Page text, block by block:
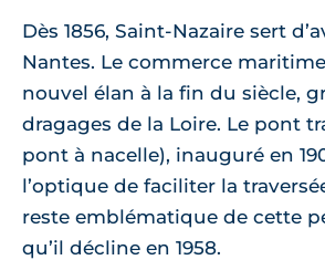
Dès 1856, Saint-Nazaire sert
Nantes. Le commerce
nouvel élan à la fin du siècle,
dragages de la Loire. Le pont
pont à nacelle), inauguré en
l’optique de faciliter la
reste emblématique de cette
qu’il décline en 1958.